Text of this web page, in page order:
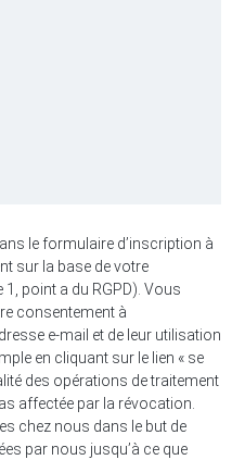
le formulaire d’inscription à
sur la base de votre
point a du RGPD). Vous
consentement à
e-mail et de leur utilisation
en cliquant sur le lien « se
des opérations de traitement
affectée par la révocation.
chez nous dans le but de
par nous jusqu’à ce que